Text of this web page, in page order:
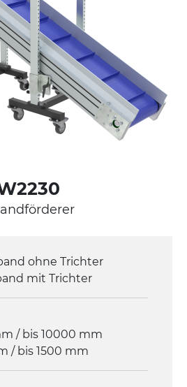
PP Oberfläche blau
Seite),
mit Kupplung, 3-
für
230/400Vac-50Hz-
Motor-ohne Trichter
mit Trichter
/ bis 10000 mm
/ bis 1500 mm